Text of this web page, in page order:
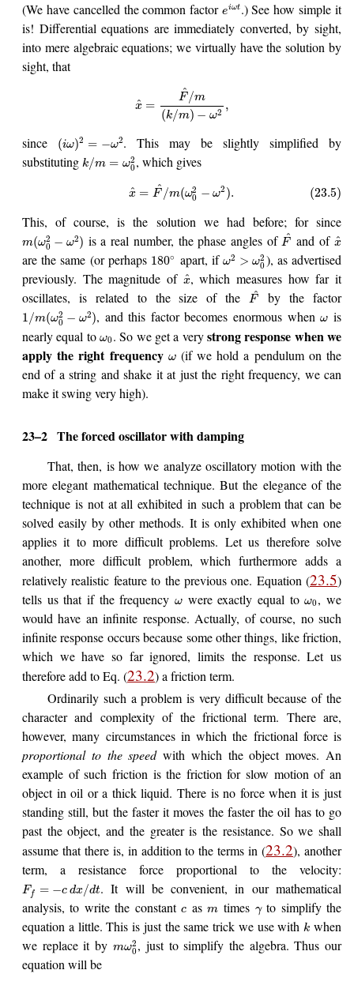
(We have cancelled the common factoreiωt .) See how simple it
is! Differential equations are immediately converted, by sight,
into mere algebraic equations; we virtually have the solution by
sight, that
x
^ =
F^/m
(k/m) − ω2 ,
since (iω)2 = −ω2. This may be slightly simplified by
substituting k/m = ω2
0, which gives
x
^ = F^/m(ω2
0 − ω2 ). (23.5)
This, of course, is the solution we had before; for since
m(ω2
0 − ω2) is a real number, the phase angles ofF^ and of x
^
are the same (or perhaps 180∘ apart, ifω2 > ω2
0), as advertised
previously. The magnitude of x
^, which measures how far it
oscillates, is related to the size of theF^ by the factor
1/m(ω2
0 − ω2), and this factor becomes enormous whenω is
nearly equal to ω0. So we get a verystrong response when we
apply the right frequency ω(if we hold a pendulum on the
end of a string and shake it at just the right frequency, we can
make it swing very high).
23–2 The forced oscillator with damping
That, then, is how we analyze oscillatory motion with the
more elegant mathematical technique. But the elegance of the
technique is not at all exhibited in such a problem that can be
solved easily by other methods. It is only exhibited when one
applies it to more difficult problems. Let us therefore solve
another, more difficult problem, which furthermore adds a
relatively realistic feature to the previous one. Equation (23.5)
tells us that if the frequency ωwere exactly equal toω0, we
would have an infinite response. Actually, of course, no such
infinite response occurs because some other things, like friction,
which we have so far ignored, limits the response. Let us
therefore add to Eq. (23.2) a friction term.
Ordinarily such a problem is very difficult because of the
character and complexity of the frictional term. There are,
however, many circumstances in which the frictional force is
proportional to the speedwith which the object moves. An
example of such friction is the friction for slow motion of an
object in oil or a thick liquid. There is no force when it is just
standing still, but the faster it moves the faster the oil has to go
past the object, and the greater is the resistance. So we shall
assume that there is, in addition to the terms in (23.2), another
term, a resistance force proportional to the velocity:
F f = −c dx/dt. It will be convenient, in our mathematical
analysis, to write the constantc asm times γto simplify the
equation a little. This is just the same trick we use withk when
we replace it by mω2
0, just to simplify the algebra. Thus our
equation will be